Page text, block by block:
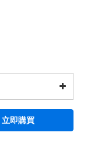
立即購買